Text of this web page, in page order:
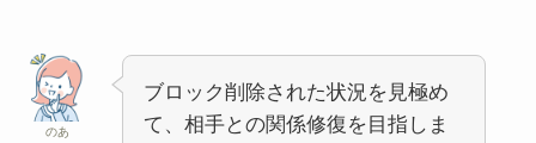
のあ
ブロック削除された状況を見極め
て、相手との関係修復を目指しま